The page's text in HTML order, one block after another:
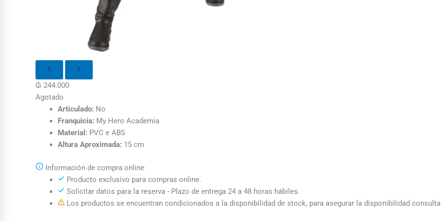
₲ 244.000
Agotado
Articulado: No
Franquicia: My Hero Academia
Material: PVC e ABS
Altura Aproximada: 15 cm
Información de compra online
Producto exclusivo para compras online.
Solicitar datos para la reserva - Plazo de entrega 24 a 48 horas hábiles.
Los productos se encuentran condicionados a la disponibilidad de stock, para asegurar la disponibilidad